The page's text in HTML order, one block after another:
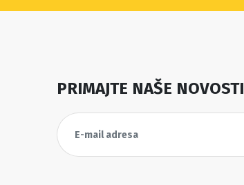
PRIMAJTE NAŠE NOVOSTI